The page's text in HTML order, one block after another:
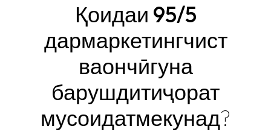
Қоидаи 95/5
дармаркетингчист
ваончӣгуна
барушдитиҷорат
мусоидатмекунад?